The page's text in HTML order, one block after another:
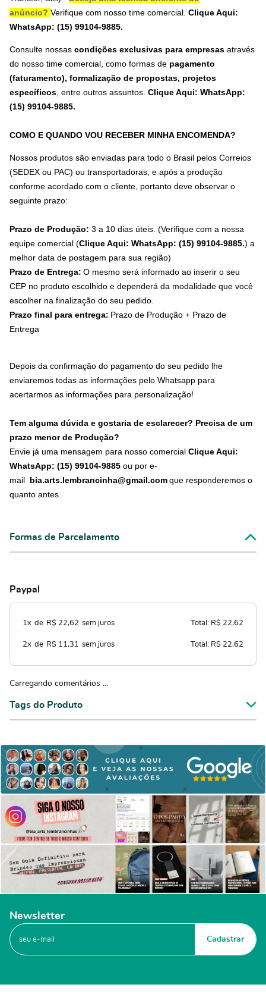
anúncio? Verifique com nosso time comercial. Clique Aqui:
WhatsApp: (15) 99104-9885.
Consulte nossas condições exclusivas para empresas através
do nosso time comercial, como formas de pagamento
(faturamento), formalização de propostas, projetos
específicos , entre outros assuntos. Clique Aqui: WhatsApp:
(15) 99104-9885.
COMO E QUANDO VOU RECEBER MINHA ENCOMENDA?
Nossos produtos são enviadas para todo o Brasil pelos Correios
(SEDEX ou PAC) ou transportadoras, e após a produção
conforme acordado com o cliente, portanto deve observar o
seguinte prazo:
Prazo de Produção: 3 a 10 dias úteis. (Verifique com a nossa
equipe comercial (Clique Aqui: WhatsApp: (15) 99104-9885.) a
melhor data de postagem para sua região)
Prazo de Entrega: O mesmo será informado ao inserir o seu
CEP no produto escolhido e dependerá da modalidade que você
escolher na finalização do seu pedido.
Prazo final para entrega: Prazo de Produção + Prazo de
Entrega
Depois da confirmação do pagamento do seu pedido lhe
enviaremos todas as informações pelo Whatsapp para
acertarmos as informações para personalização!
Tem alguma dúvida e gostaria de esclarecer? Precisa de um
prazo menor de Produção?
Envie já uma mensagem para nosso comercial Clique Aqui:
WhatsApp: (15) 99104-9885 ou por e-
mail bia.arts.lembrancinha@gmail.comque responderemos o
quanto antes.
Formas de Parcelamento
Paypal
1x de R$ 22,62 sem juros Total: R$ 22,62
2x de R$ 11,31 sem juros Total: R$ 22,62
Carregando comentários ...
Tags do Produto
Newsletter
Cadastrar